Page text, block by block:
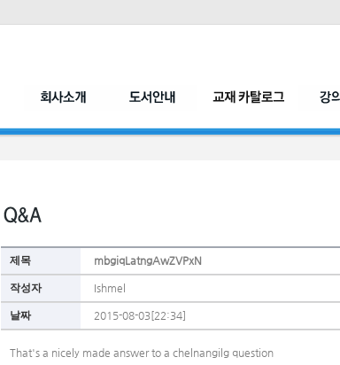
제목 mbgiqLatngAwZVPxN
작성자 Ishmel
날짜 2015-08-03[22:34]
That's a nicely made answer to a chelnangilg question